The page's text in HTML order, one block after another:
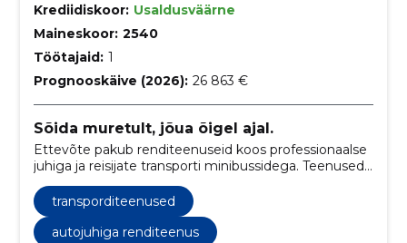
Krediidiskoor: Usaldusväärne
Maineskoor: 2540
Töötajaid: 1
Prognooskäive (2026): 26 863 €
Sõida muretult, jõua õigel ajal.
Ettevõte pakub renditeenuseid koos professionaalse
juhiga ja reisijate transporti minibussidega. Teenused
hõlmavad nii ärireise, ürituste transporti kui ka
lennujaama transfeere.
transporditeenused
autojuhiga renditeenus